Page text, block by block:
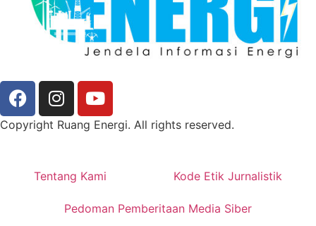
Copyright Ruang Energi. All rights reserved.
Tentang Kami Kode Etik Jurnalistik
Pedoman Pemberitaan Media Siber